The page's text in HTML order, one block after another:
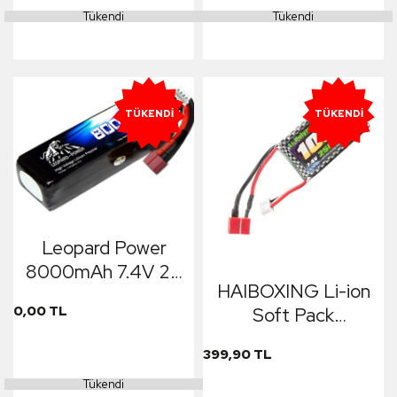
Tükendi Tükendi
TÜKENDI
Leopard Power
8000mAh 7.4V 2S
0,00 TL
Tükendi
TÜKENDI
HAIBOXING Li-ion
Soft Pack
Lipo Batarya Pil (T-
399,90 TL